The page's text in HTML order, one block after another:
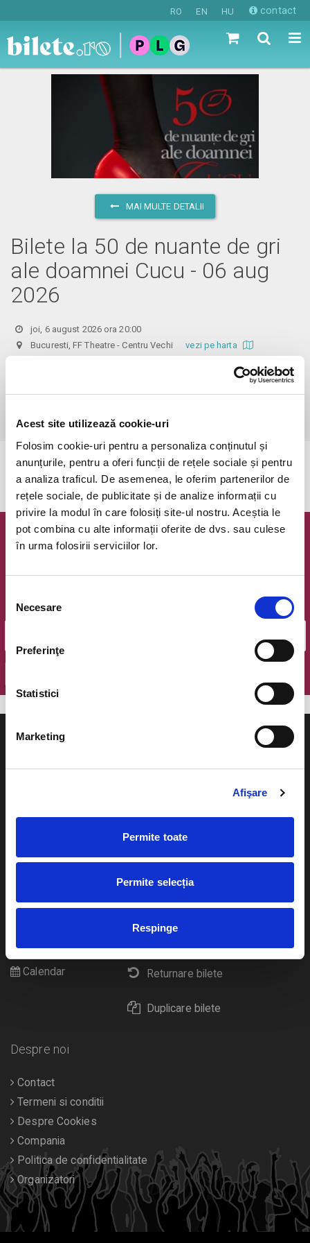
Acest site utilizează cookie-uri
Folosim cookie-uri pentru a personaliza conținutul și
anunțurile, pentru a oferi funcții de rețele sociale și pentru
a analiza traficul. De asemenea, le oferim partenerilor de
rețele sociale, de publicitate și de analize informații cu
privire la modul în care folosiți site-ul nostru. Aceștia le
pot combina cu alte informații oferite de dvs. sau culese
în urma folosirii serviciilor lor.
consimțământului
Necesare
Preferinţe
Statistici
Marketing
Afişare
Permite toate
Permite selecția
Respinge
RO EN HU contact
MAI MULTE DETALII
Bilete la 50 de nuante de gri
ale doamnei Cucu - 06 aug
2026
joi, 6 august 2026 ora 20:00
Bucuresti, FF Theatre - Centru Vechivezi pe harta
Din respect pentru actori si public avem rugamintea de a va
prezenta cu cel putin 30 de minute inainte de inceperea spectacolului.
valabilitatea.
Evenimentul a expirat.
Newsletter @ Bilete.ro
Oferte exclusive si o editie saptamanala cu cele mai noi
Email
Cum comand bilete?
eBilet printat acasa
Returnare bilete
Duplicare bilete
festivaluri
Pentru copii
Diverse
Calendar
Despre noi
Contact
Termeni si conditii
Despre Cookies
Compania
Politica de confidentialitate
Organizatori